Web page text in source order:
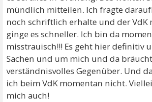
mündlich mitteilen. Ich fragte
noch schriftlich erhalte und der VdK
ginge es schneller. Ich bin da
misstrauisch!!! Es geht hier definitiv
Sachen und um mich und da
verständnisvolles Gegenüber. Und
ich beim VdK momentan nicht.
mich auch!